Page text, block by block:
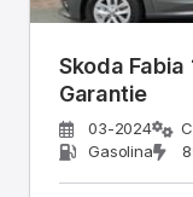
Skoda Fabia
Garantie
03-2024
Gasolina